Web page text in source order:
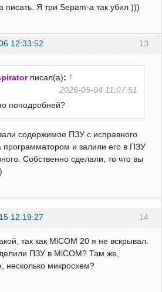
писать. Я три Sepam-а так убил )))
13
12:33:52
писал(а): ↑
2026-05-04 11:07:51
поподробней?
содержимое ПЗУ с исправного
программатором и залили его в ПЗУ
Собственно сделали, то что вы
14
12:19:27
так как MiCOM 20 я не вскрывал.
ПЗУ в MiCOM? Там же,
несколько микросхем?